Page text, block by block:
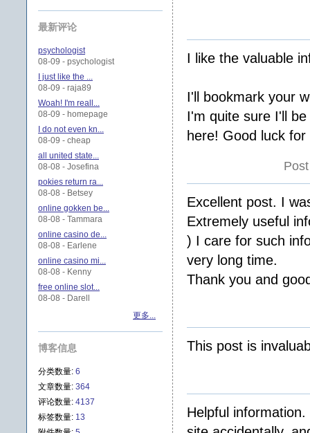
I like the valuable
I'll bookmark your
I'm quite sure I'll
here! Good luck
Excellent post. I
Extremely useful
) I care for such
very long time.
Thank you and
This post is
Helpful
最新评论
psychologist
08-09 - psychologist
I just like the ...
08-09 - raja89
Woah! I'm reall...
08-09 - homepage
I do not even kn...
08-09 - cheap
all united state...
08-08 - Josefina
pokies return ra...
08-08 - Betsey
online gokken be...
08-08 - Tammara
online casino de...
08-08 - Earlene
online casino mi...
08-08 - Kenny
free online slot...
08-08 - Darell
更多...
博客信息
分类数量: 6
文章数量: 364
评论数量: 4137
标签数量: 13